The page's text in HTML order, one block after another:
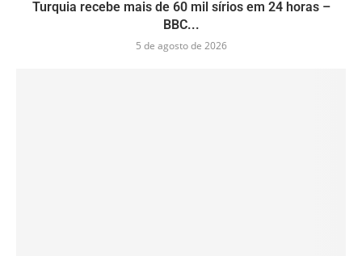
Turquia recebe mais de 60 mil sírios em 24 horas –
BBC...
5 de agosto de 2026